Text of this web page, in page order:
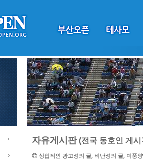
자유게시판(전국 동호인 게시
◎ 상업적인 광고성의 글, 비난성의 글, 미풍